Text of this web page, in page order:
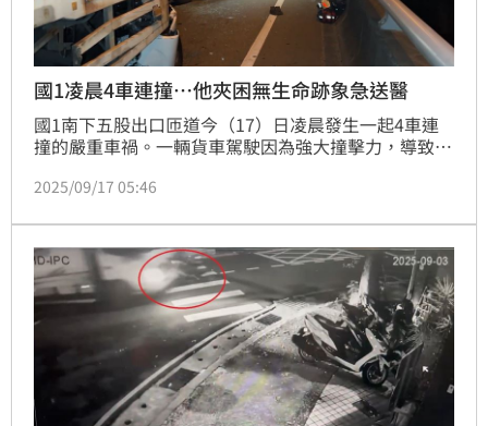
國1凌晨4車連撞…他夾困無生命跡象急送醫
國1南下五股出口匝道今（17）日凌晨發生一起4車連
撞的嚴重車禍。一輛貨車駕駛因為強大撞擊力，導致車
已無生命跡象，緊急將人送醫搶救。詳細事故仍待調查
2025/09/17 05:46